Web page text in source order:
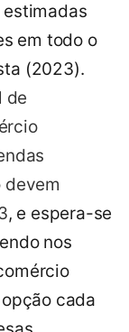
em todo o
(2023).
de
devem
, e espera-se
nos
cada